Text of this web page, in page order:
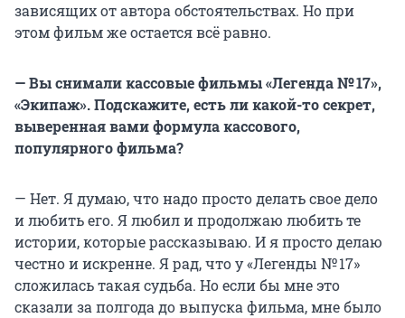
зависящих от автора обстоятельствах. Но при
этом фильм же остается всё равно.
— Вы снимали кассовые фильмы «Легенда № 17»,
«Экипаж». Подскажите, есть ли какой-то секрет,
выверенная вами формула кассового,
популярного фильма?
— Нет. Я думаю, что надо просто делать свое дело
и любить его. Я любил и продолжаю любить те
истории, которые рассказываю. И я просто делаю
честно и искренне. Я рад, что у «Легенды № 17»
сложилась такая судьба. Но если бы мне это
сказали за полгода до выпуска фильма, мне было